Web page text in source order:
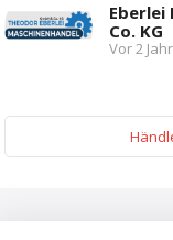
Eberlei
Co. KG
Vor 2